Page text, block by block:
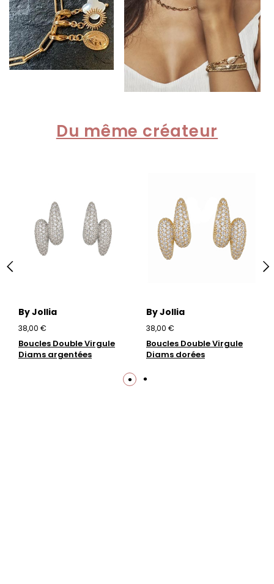
Du même créateur
By Jollia
38,00 €
Boucles Double Virgule
Diams argentées
By Jollia
38,00 €
Boucles Double Virgule
Diams dorées